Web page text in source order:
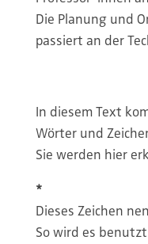
Die Planung und
passiert an der
In diesem Text
Wörter und
Sie werden hier
*
Dieses Zeichen
So wird es